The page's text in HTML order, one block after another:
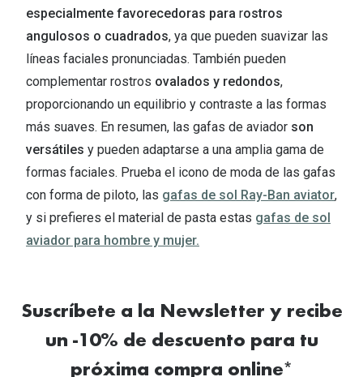
especialmente favorecedoras para rostros
angulosos o cuadrados, ya que pueden suavizar las
líneas faciales pronunciadas. También pueden
complementar rostros ovalados y redondos,
proporcionando un equilibrio y contraste a las formas
más suaves. En resumen, las gafas de aviador son
versátiles y pueden adaptarse a una amplia gama de
formas faciales. Prueba el icono de moda de las gafas
con forma de piloto, las gafas de sol Ray-Ban aviator,
y si prefieres el material de pasta estas gafas de sol
aviador para hombre y mujer.
Suscríbete a la Newsletter y recibe
un -10% de descuento para tu
próxima compra online*